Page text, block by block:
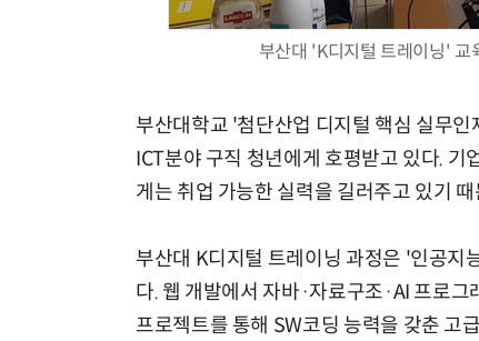
부산대 'K디지털 트레이닝' 교
부산대학교 '첨단산업 디지털 핵심 실무
ICT분야 구직 청년에게 호평받고 있다. 기
게는 취업 가능한 실력을 길러주고 있기
부산대 K디지털 트레이닝 과정은 '인공지
다. 웹 개발에서 자바·자료구조·AI 프로
프로젝트를 통해 SW코딩 능력을 갖춘 고